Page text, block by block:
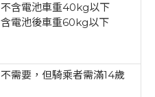
不含電池車重40kg以下
含電池後車重60kg以下
不需要，但騎乘者需滿14歲